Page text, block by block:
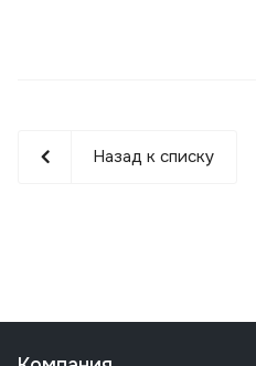
Назад к списку